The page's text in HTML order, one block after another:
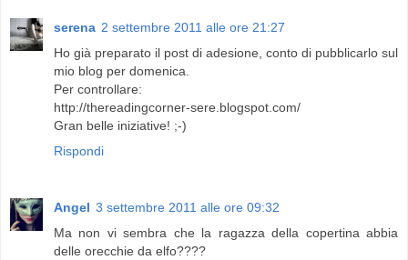
serena 2 settembre 2011 alle ore 21:27
Ho già preparato il post di adesione, conto di pubblicarlo sul
mio blog per domenica.
Per controllare:
http://thereadingcorner-sere.blogspot.com/
Gran belle iniziative! ;-)
Rispondi
Angel 3 settembre 2011 alle ore 09:32
Ma non vi sembra che la ragazza della copertina abbia
delle orecchie da elfo????